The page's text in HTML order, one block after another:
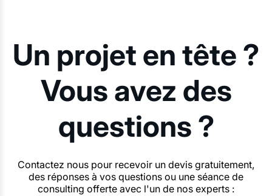
Un projet en tête ?
Vous avez des
questions ?
Contactez nous pour recevoir un devis gratuitement,
des réponses à vos questions ou une séance de
consulting offerte avec l'un de nos experts :